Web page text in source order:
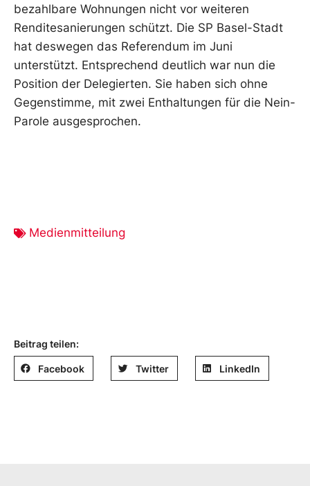
bezahlbare Wohnungen nicht vor weiteren
Renditesanierungen schützt. Die SP Basel-Stadt
hat deswegen das Referendum im Juni
unterstützt. Entsprechend deutlich war nun die
Position der Delegierten. Sie haben sich ohne
Gegenstimme, mit zwei Enthaltungen für die Nein-
Parole ausgesprochen.
Medienmitteilung
Beitrag teilen:
Facebook Twitter LinkedIn